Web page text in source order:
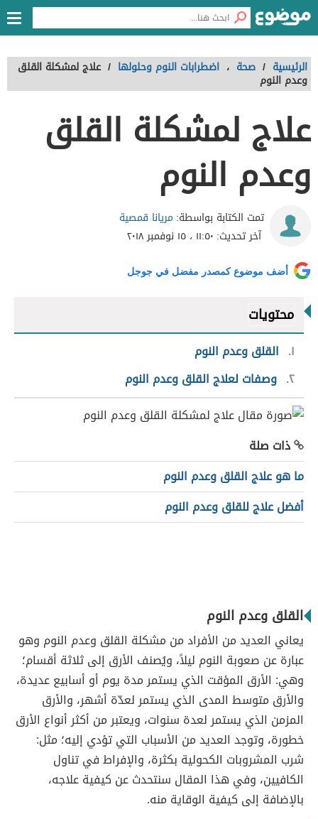
الرئيسية / صحة ، اضطرابات النوم وحلولها / علاج لمشكلة القلق
وعدم النوم
علاج لمشكلة القلق
وعدم النوم
تمت الكتابة بواسطة: مريانا قمصية
آخر تحديث: ١١:٥٠ ، ١٥ نوفمبر ٢٠١٨
أضف موضوع كمصدر مفضل في جوجل
محتويات
١
القلق وعدم النوم
٢ وصفات لعلاج القلق وعدم النوم
ذات صلة
ما هو علاج القلق وعدم النوم
أفضل علاج للقلق وعدم النوم
القلق وعدم النوم
يعاني العديد من الأفراد من مشكلة القلق وعدم النوم وهو
عبارة عن صعوبة النوم ليلاً، ويُصنف الأرق إلى ثلاثة أقسام؛
وهي: الأرق المؤقت الذي يستمر مدة يوم أو أسابيع عديدة،
والأرق متوسط المدى الذي يستمر لعدّة أشهر، والأرق
المزمن الذي يستمر لعدة سنوات، ويعتبر من أكثر أنواع الأرق
خطورة، وتوجد العديد من الأسباب التي تؤدي إليه؛ مثل:
شرب المشروبات الكحولية بكثرة، والإفراط في تناول
الكافيين، وفي هذا المقال سنتحدث عن كيفية علاجه،
بالإضافة إلى كيفية الوقاية منه.